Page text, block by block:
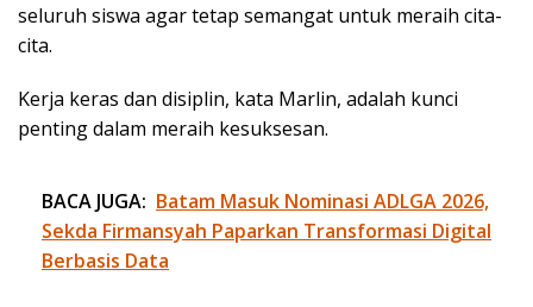
seluruh siswa agar tetap semangat untuk meraih cita-
cita.
Kerja keras dan disiplin, kata Marlin, adalah kunci
penting dalam meraih kesuksesan.
BACA JUGA: Batam Masuk Nominasi ADLGA 2026,
Sekda Firmansyah Paparkan Transformasi Digital
Berbasis Data